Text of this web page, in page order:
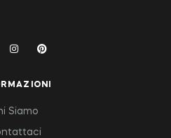
Siamo